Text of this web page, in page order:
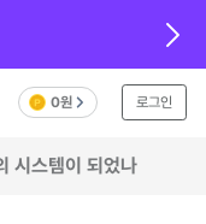
0원 로그인
시스템이 되었나